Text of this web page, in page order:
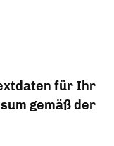
für Ihr
gemäß der